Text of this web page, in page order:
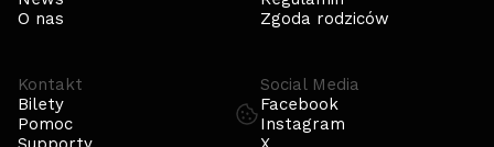
O nas
Zgoda rodziców
Kontakt
Bilety
Pomoc
Social Media
Facebook
Instagram